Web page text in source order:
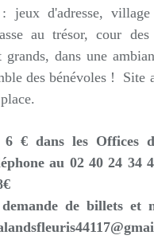
: jeux d'adresse,
au trésor, cour
dans une
des bénévoles ! Site
€ dans les Offices
au 02 40 24 34
de billets et